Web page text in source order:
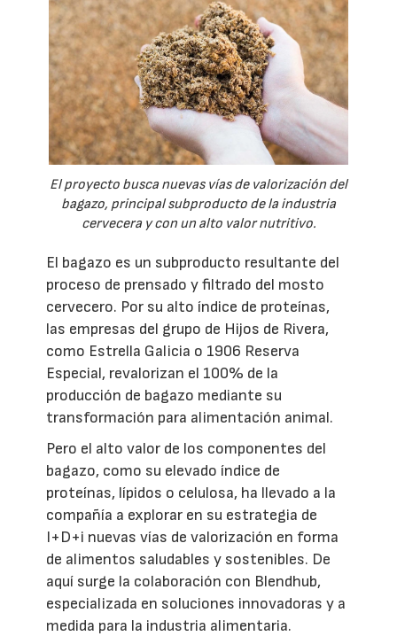
El proyecto busca nuevas vías de valorización del
bagazo, principal subproducto de la industria
cervecera y con un alto valor nutritivo.
El bagazo es un subproducto resultante del
proceso de prensado y filtrado del mosto
cervecero. Por su alto índice de proteínas,
las empresas del grupo de Hijos de Rivera,
como Estrella Galicia o 1906 Reserva
Especial, revalorizan el 100% de la
producción de bagazo mediante su
transformación para alimentación animal.
Pero el alto valor de los componentes del
bagazo, como su elevado índice de
proteínas, lípidos o celulosa, ha llevado a la
compañía a explorar en su estrategia de
I+D+i nuevas vías de valorización en forma
de alimentos saludables y sostenibles. De
aquí surge la colaboración con Blendhub,
especializada en soluciones innovadoras y a
medida para la industria alimentaria.